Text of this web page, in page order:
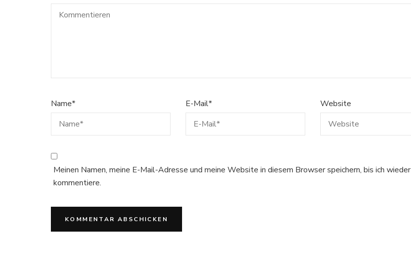
Name* E-Mail* Website
Meinen Namen, meine E-Mail-Adresse und meine Website in diesem Browser speichern, bis ich wieder
kommentiere.